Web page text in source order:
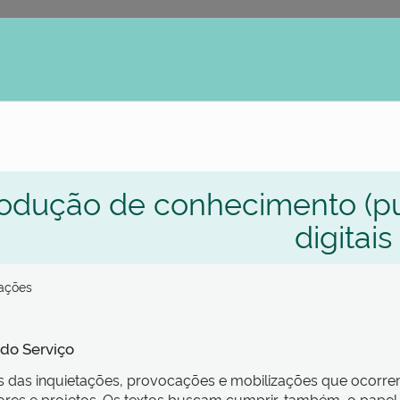
de conhecimento
digitais
Serviço
das inquietações, provocações e mobilizações que